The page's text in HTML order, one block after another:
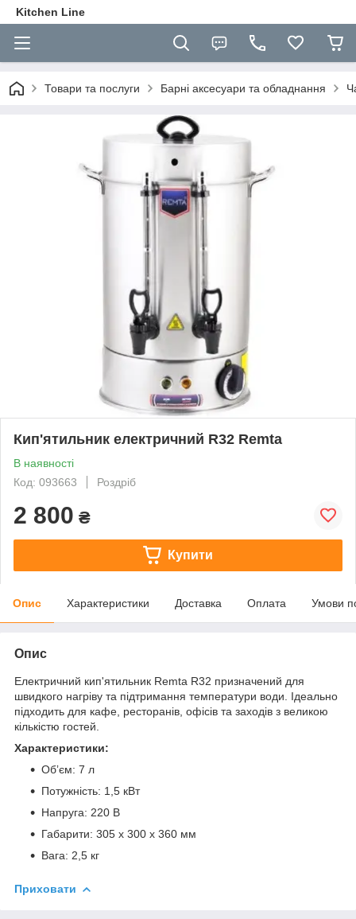
Kitchen Line
Товари та послуги Барні аксесуари та обладнання
Кип'ятильник електричний R32 Remta
В наявності
Код: 093663
Роздріб
2 800 ₴
Купити
Опис Характеристики Доставка Оплата Умови
Опис
Електричний кип'ятильник Remta R32 призначений для
швидкого нагріву та підтримання температури води. Ідеально
підходить для кафе, ресторанів, офісів та заходів з великою
кількістю гостей.
Характеристики:
Обʼєм: 7 л
Потужність: 1,5 кВт
Напруга: 220 В
Габарити: 305 x 300 x 360 мм
Вага: 2,5 кг
Приховати